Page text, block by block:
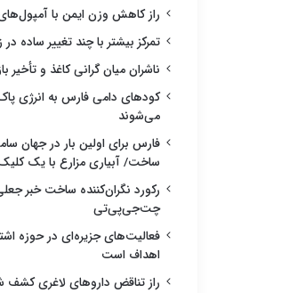
راز کاهش وزن ایمن با
تمرکز بیشتر با چند تغییر ساده
ناشران میان گرانی کاغذ و تأخیر
کودهای دامی فارس به انرژی پاک
می‌شوند
فارس برای اولین بار در جهان
ساخت/ آبیاری مزارع با یک
رکورد نگران‌کننده ساخت خبر
چت‌جی‌پی‌تی
فعالیت‌های جزیره‌ای در حوزه
اهداف است
راز تناقض داروهای لاغری کشف